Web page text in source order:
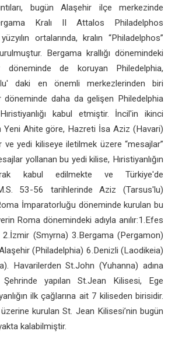
bugün Alaşehir ilçe merkezinde
Kralı II Attalos Philadelphos
ortalarında, kralın “Philadelphos”
Bergama krallığı dönemindeki
döneminde de koruyan Philedelphia,
daki en önemli merkezlerinden biri
döneminde daha da gelişen Philedelphia
kabul etmiştir. İncil'in ikinci
Yeni Ahite göre, Hazreti İsa Aziz (Havari)
ve yedi kiliseye iletilmek üzere “mesajlar”
yollanan bu yedi kilise, Hıristiyanlığın
kabul edilmekte ve Türkiye'de
53-56 tarihlerinde Aziz (Tarsus'lu)
İmparatorluğu döneminde kurulan bu
Roma dönemindeki adıyla anılır:1.Efes
(Smyrna) 3.Bergama (Pergamon)
(Philadelphia) 6.Denizli (Laodikeia)
Havarilerden St.John (Yuhanna) adına
yapılan St.Jean Kilisesi, Ege
ilk çağlarına ait 7 kiliseden birisidir.
kurulan St. Jean Kilisesi’nin bugün
kalabilmiştir.